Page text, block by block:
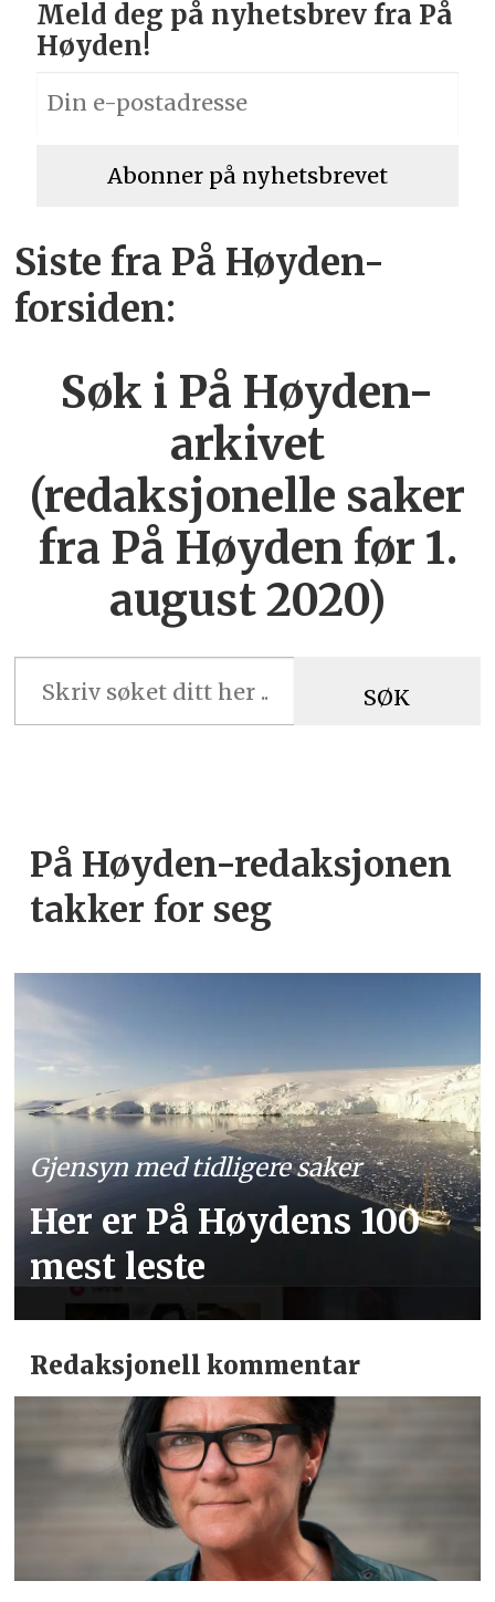
Meld deg på nyhetsbrev fra På
Høyden!
Siste fra På Høyden-
forsiden:
Søk i På Høyden-
arkivet
(redaksjonelle saker
fra På Høyden før 1.
august 2020)
SØK
På Høyden-redaksjonen
takker for seg
Gjensyn med tidligere saker
Her er På Høydens 100
mest leste
Redaksjonell kommentar